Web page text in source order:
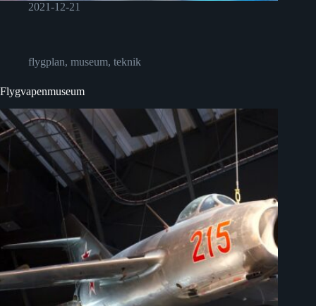
2021-12-21
flygplan, museum, teknik
Flygvapenmuseum